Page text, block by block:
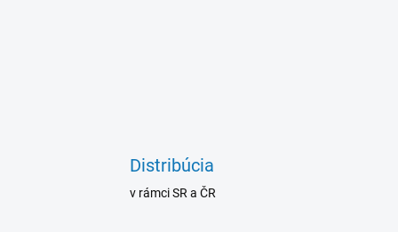
Distribúcia
v rámci SR a ČR